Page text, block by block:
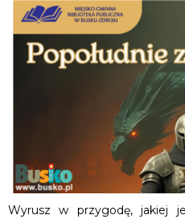
Wyrusz w przygodę, jakiej